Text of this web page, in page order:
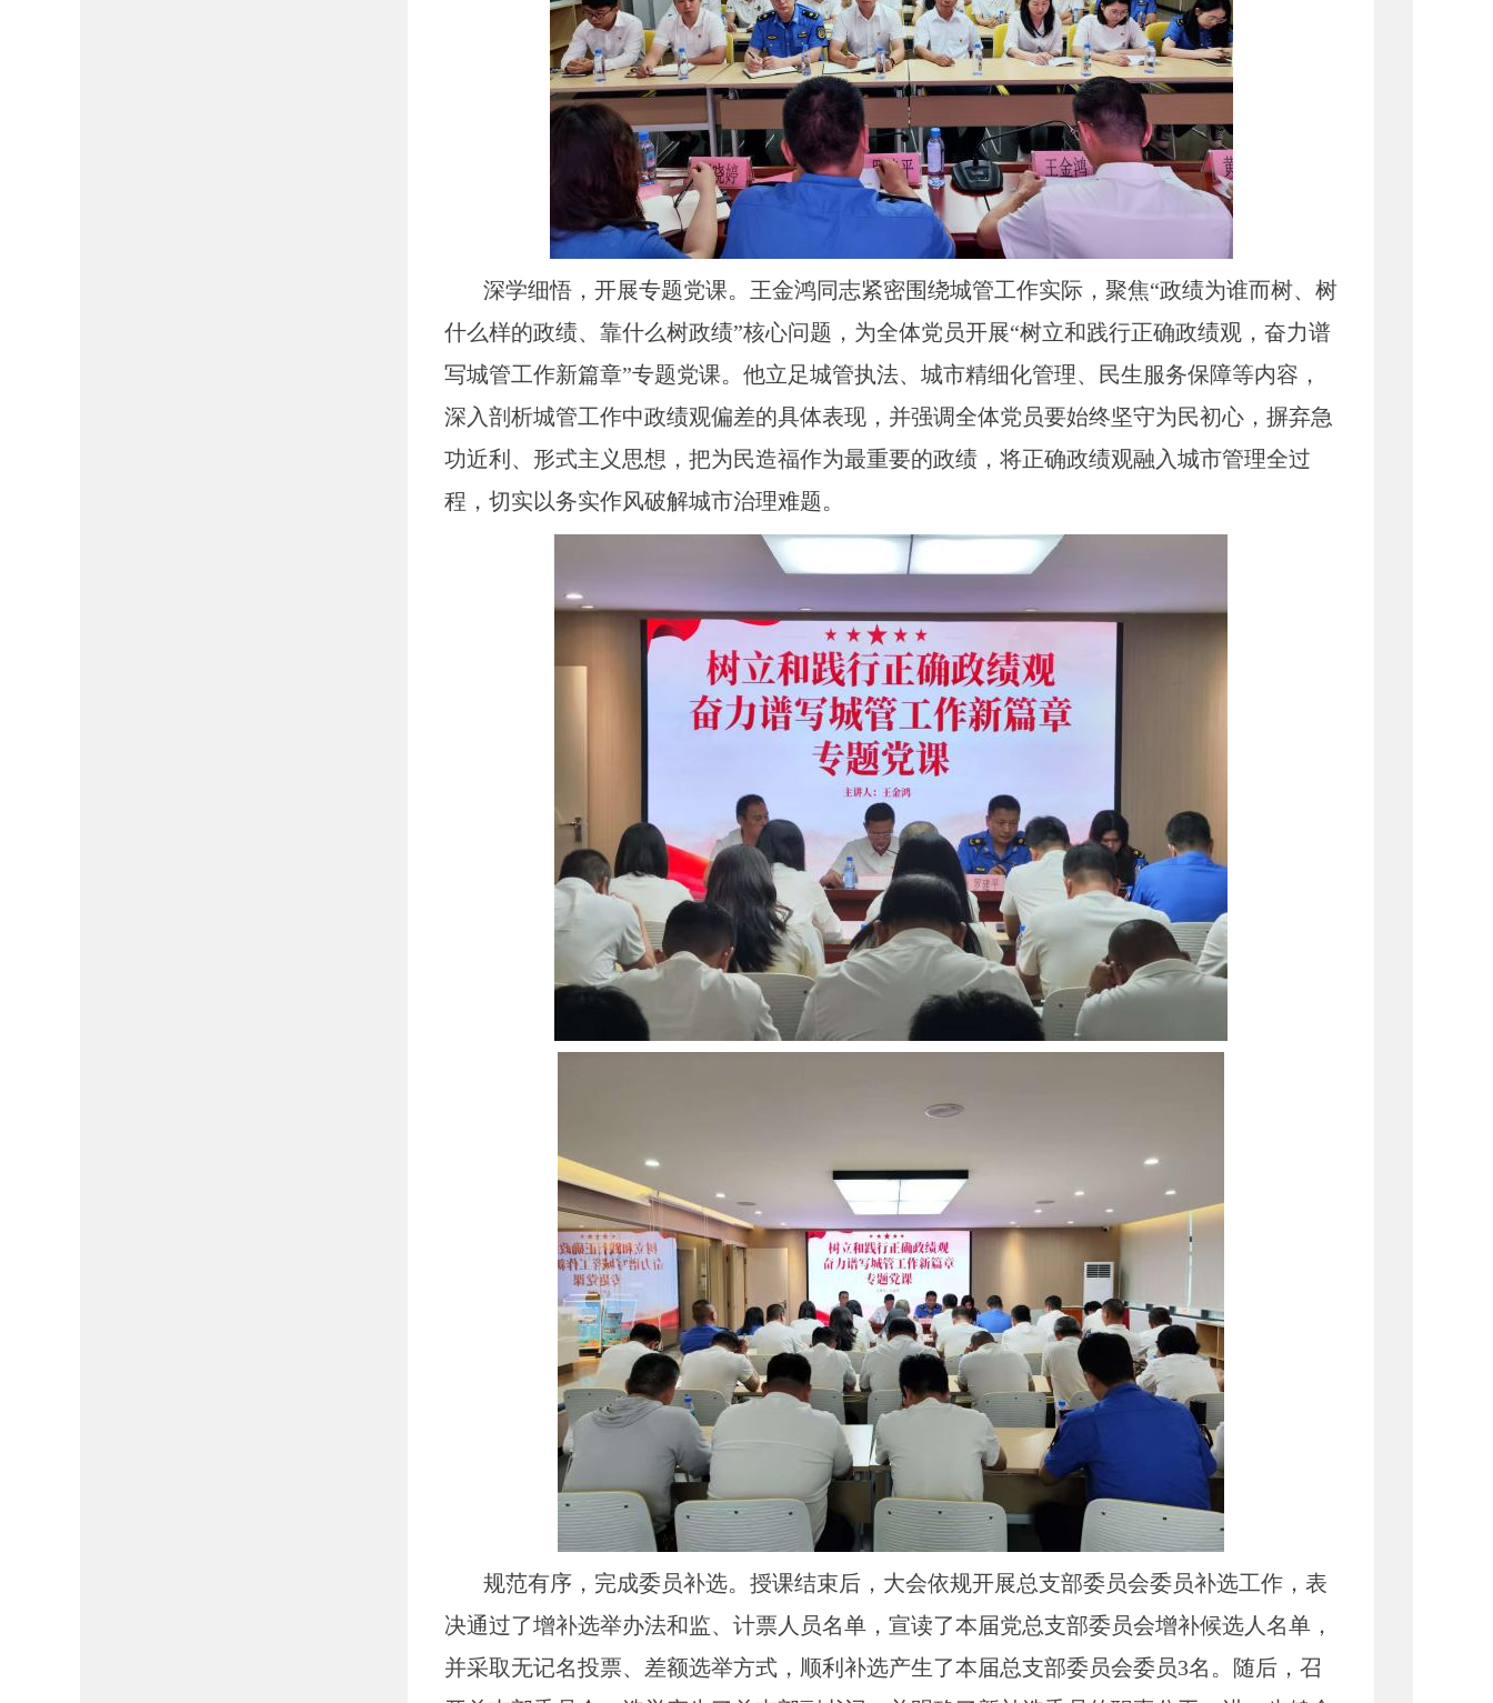
深学细悟，开展专题党课。王金鸿同志紧密围绕城管工作实际，聚焦“政绩为谁而树、树
什么样的政绩、靠什么树政绩”核心问题，为全体党员开展“树立和践行正确政绩观，奋力谱
写城管工作新篇章”专题党课。他立足城管执法、城市精细化管理、民生服务保障等内容，
深入剖析城管工作中政绩观偏差的具体表现，并强调全体党员要始终坚守为民初心，摒弃急
功近利、形式主义思想，把为民造福作为最重要的政绩，将正确政绩观融入城市管理全过
程，切实以务实作风破解城市治理难题。
规范有序，完成委员补选。授课结束后，大会依规开展总支部委员会委员补选工作，表
决通过了增补选举办法和监、计票人员名单，宣读了本届党总支部委员会增补候选人名单，
并采取无记名投票、差额选举方式，顺利补选产生了本届总支部委员会委员3名。随后，召